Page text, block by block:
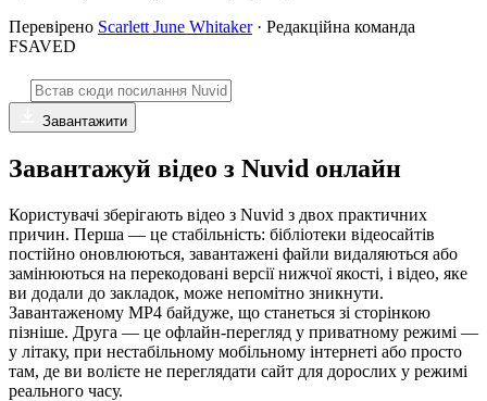
Перевірено Scarlett June Whitaker· Редакційна команда
FSAVED
Завантажити
Завантажуй відео з Nuvid онлайн
Користувачі зберігають відео з Nuvid з двох практичних
причин. Перша — це стабільність: бібліотеки відеосайтів
постійно оновлюються, завантажені файли видаляються або
замінюються на перекодовані версії нижчої якості, і відео, яке
ви додали до закладок, може непомітно зникнути.
Завантаженому MP4 байдуже, що станеться зі сторінкою
пізніше. Друга — це офлайн-перегляд у приватному режимі —
у літаку, при нестабільному мобільному інтернеті або просто
там, де ви волієте не переглядати сайт для дорослих у режимі
реального часу.